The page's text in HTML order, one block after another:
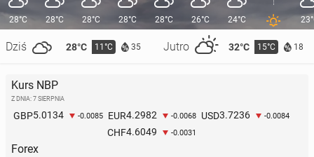
28°C
Dziś 28°C 11°C 35 Jutro 32°C 15°C 18
28°C 28°C 28°C 28°C 26°C 24°C
Kurs NBP
Z DNIA: 7 SIERPNIA
GBP5.0134 -0.0085 EUR4.2982 -0.0068 USD3.7236 -0.0084
CHF4.6049 -0.0031
Forex